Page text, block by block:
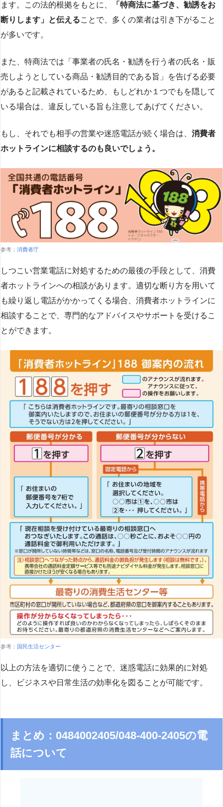
ます。この法的根拠をもとに、
「特商法に基づき、勧誘をお
断りします」と伝えることで、多くの業者は引き下がること
が多いです​​。
また、特商法では「事業者の氏名・勧誘を行う者の氏名・販
売しようとしている商品・勧誘目的である旨」を告げる必要
があると記載されているため、もしどれか１つでもを隠して
いる場合は、違反している旨も注意してあげてください。
もし、それでも相手の営業や迷惑電話が続く場合は、 消費者
ホットラインに相談するのも良いでしょう。
参考： 消費者庁
しつこい営業電話に対処するための最後の手段として、消費
者ホットラインへの相談があります。適切な断り方を用いて
も繰り返し電話がかかってくる場合、消費者ホットラインに
相談することで、専門的なアドバイスやサポートを受けるこ
とができます​​。
参考： 国民生活センター
以上の方法を適切に使うことで、迷惑電話に効果的に対処
し、ビジネスや日常生活の効率化を図ることが可能です。
まとめ：0484002405/048-400-2405の電
話について